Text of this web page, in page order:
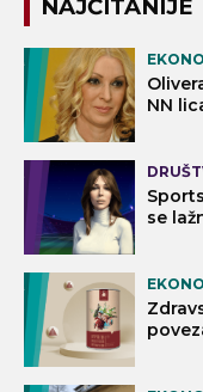
NAJČITANIJE
NN
se